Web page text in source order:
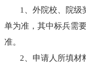
1、外院校、院级
单为准，其中标兵需
准。
2、申请人所填材